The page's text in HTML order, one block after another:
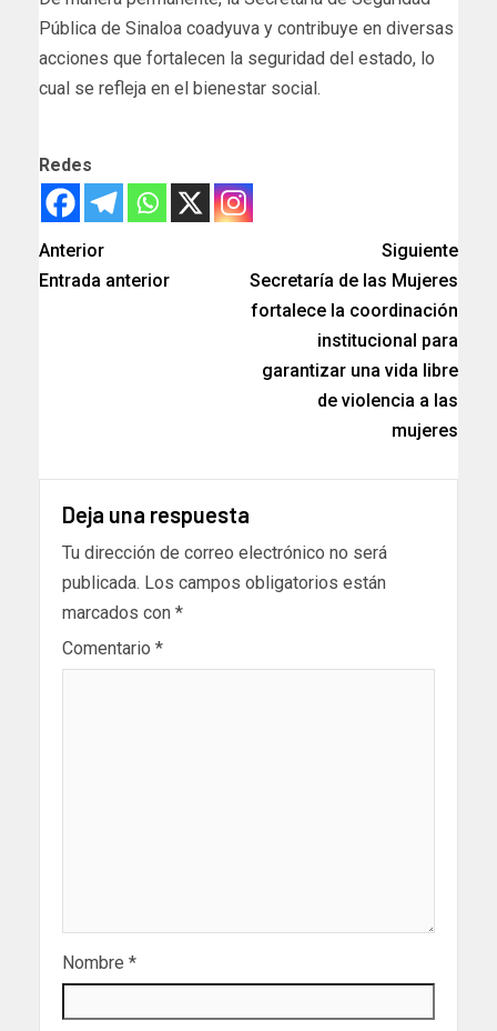
Pública de Sinaloa coadyuva y contribuye en diversas
acciones que fortalecen la seguridad del estado, lo
cual se refleja en el bienestar social.
Redes
Anterior
Entrada anterior
Siguiente
Secretaría de las Mujeres
fortalece la coordinación
institucional para
garantizar una vida libre
de violencia a las
mujeres
Deja una respuesta
Tu dirección de correo electrónico no será
publicada. Los campos obligatorios están
marcados con *
Comentario *
Nombre *